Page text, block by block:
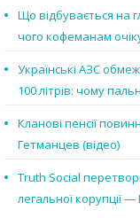
Що відбувається на
чого кофеманам
Українські АЗС
100 літрів: чому
Кланові пенсії
Гетманцев (відео)
Truth Social
легальної корупції